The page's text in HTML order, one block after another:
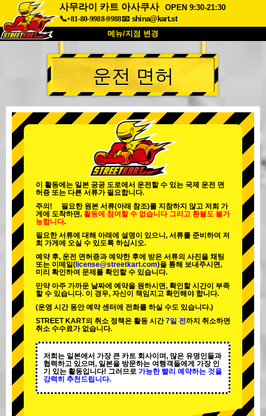
사무라이 카트 아사쿠사
OPEN 9:30-21:30
📞+81-80-9988-9988📧 shina@kart.st
메뉴/지점 변경
최상단
소개 사양 가격
회사 정보 예약
지점 변경
도쿄 시나가와 #1
도쿄 아키하바라#2 도쿄 시부야
도쿄 시부야 애넥스
도쿄 아사쿠사 오사카
오키나와
운전 면허
이 활동에는 일본 공공 도로에서 운전할 수 있는 국제 운전 면
허증 또는 다른 서류가 필요합니다.
주의! 필요한 원본 서류(아래 참조)를 지참하지 않고 저희 가
게에 도착하면, 활동에 참여할 수 없습니다 그리고 환불도 불가
능합니다.
필요한 서류에 대해 아래에 설명이 있으니, 서류를 준비하여 저
희 가게에 오실 수 있도록 하십시오.
예약 후, 운전 면허증과 예약한 후에 받은 서류의 사진을 채팅
또는 이메일( license@streetkart.com)을 통해 보내주시면,
미리 확인하여 문제를 확인할 수 있습니다.
만약 아주 가까운 날짜에 예약을 원하시면, 확인할 시간이 부족
할 수 있습니다. 이 경우, 자신이 책임지고 확인해야 합니다.
(운영 시간 동안 예약 센터에 전화를 하실 수도 있습니다.)
STREET KART의 취소 정책은 활동 시간7일 전까지 취소하면
취소 수수료가 없습니다.
저희는 일본에서 가장 큰 카트 회사이며, 많은 유명인들과
협력하고 있으며, 일본을 방문하는 여행객들에게 가장 인
기 있는 활동입니다! 그러므로 가능한 빨리 예약하는 것을
강력히 추천드립니다.